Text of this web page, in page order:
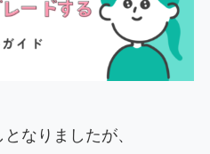
なりましたが、